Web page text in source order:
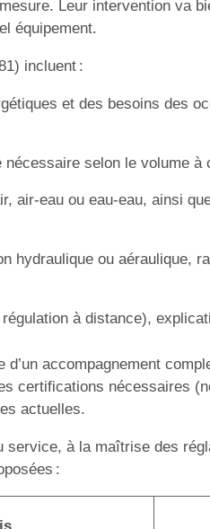
Leur intervention va
équipement.
incluent :
et des besoins des
selon le volume à
air-eau ou eau-eau, ainsi
hydraulique ou aéraulique,
à distance),
accompagnement
certifications nécessaires
actuelles.
à la maîtrise des
: